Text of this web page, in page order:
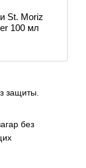
защиты.
без
St. Moriz
100 мл